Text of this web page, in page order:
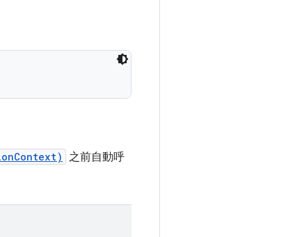
之前自動呼